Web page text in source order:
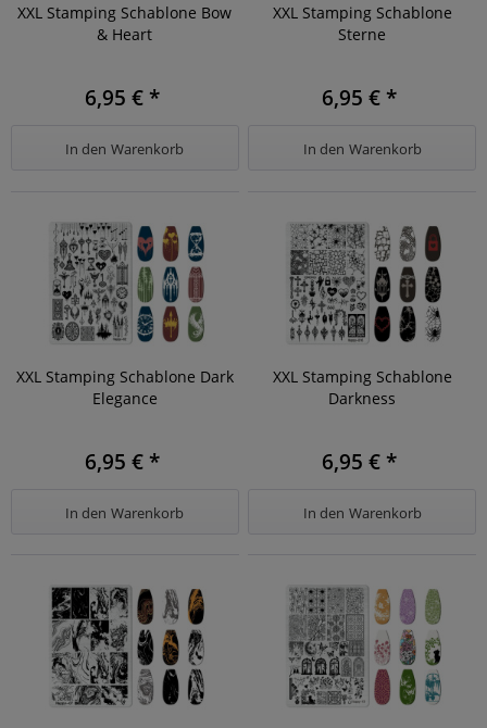
XXL Stamping Schablone Bow
& Heart
6,95 € *
In den Warenkorb
XXL Stamping Schablone
Sterne
6,95 € *
In den Warenkorb
XXL Stamping Schablone Dark
Elegance
6,95 € *
In den Warenkorb
XXL Stamping Schablone
Darkness
6,95 € *
In den Warenkorb